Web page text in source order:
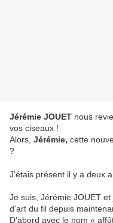
Jérémie JOUET nous
vos ciseaux !
Alors, Jérémie, cette
?
J’étais présent il y a deux
Je suis, Jérémie JOUET
d’art du fil depuis
D’abord avec le nom «